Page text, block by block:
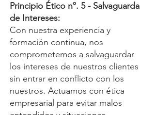
Principio Ético nº. 5 - Salvaguarda
de Intereses:
Con nuestra experiencia y
formación continua, nos
comprometemos a salvaguardar
los intereses de nuestros clientes
sin entrar en conflicto con los
nuestros. Actuamos con ética
empresarial para evitar malos